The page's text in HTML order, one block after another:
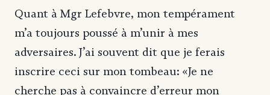
Quant à Mgr Lefebvre, mon tempérament
m’a toujours poussé à m’unir à mes
adversaires. J’ai souvent dit que je ferais
inscrire ceci sur mon tombeau: «Je ne
cherche pas à convaincre d’erreur mon